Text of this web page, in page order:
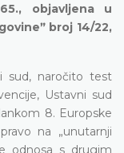
objavljena u
broj 14/22,
sud, naročito test
Ustavni sud
8. Europske
na „unutarnji
odnosa s drugim